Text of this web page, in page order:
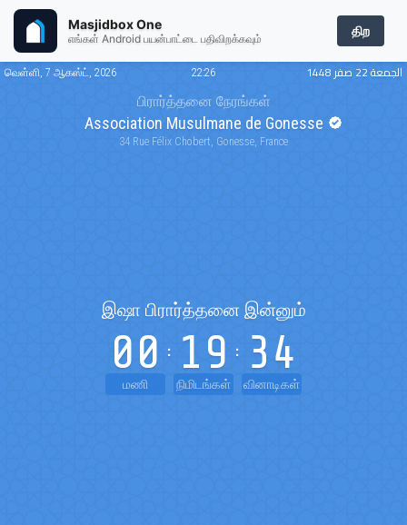
Masjidbox One
எங்கள் Android பயன்பாட்டை பதிவிறக்கவும்
திற
வெள்ளி, 7 ஆகஸ்ட், 2026 22:26 الجمعة 22 صفر 1448
பிரார்த்தனை நேரங்கள்
Association Musulmane de Gonesse
34 Rue Félix Chobert, Gonesse, France
இஷா பிரார்த்தனை இன்னும்
00
மணி
19
நிமிடங்கள்
34
வினாடிகள்